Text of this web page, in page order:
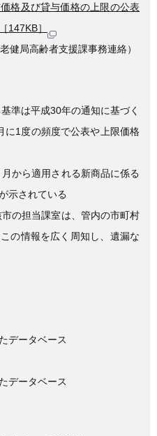
格及び貸与価格の上限の公表
147KB］
健局高齢者支援課事務連絡）
準は平成30年の通知に基づく
に1度の頻度で公表や上限価格
から適用される新商品に係る
示されている
の担当課室は、管内の市町村
の情報を広く周知し、遺漏な
データベース
データベース